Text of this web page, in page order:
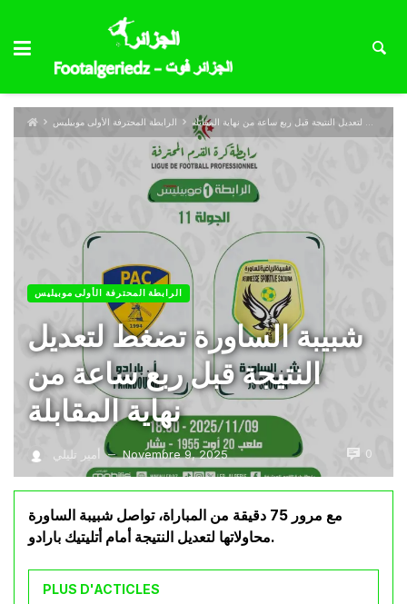
الرابطة المحترفة الأولى موبيليس شبيبة الساورة تضغط لتعديل النتيجة قبل ربع ساعة من نهاية المقابلة
الرابطة المحترفة الأولى موبيليس
شبيبة الساورة تضغط لتعديل
النتيجة قبل ربع ساعة من
نهاية المقابلة
أمير تليلي — Novembre 9, 2025 0
مع مرور 75 دقيقة من المباراة، تواصل شبيبة الساورة
محاولاتها لتعديل النتيجة أمام أتليتيك بارادو.
PLUS D'ACTICLES